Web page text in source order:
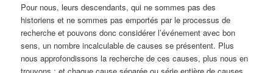
Pour nous, leurs descendants, qui ne sommes pas des
historiens et ne sommes pas emportés par le processus de
recherche et pouvons donc considérer l’événement avec bon
sens, un nombre incalculable de causes se présentent. Plus
nous approfondissons la recherche de ces causes, plus nous en
trouvons ; et chaque cause séparée ou série entière de causes